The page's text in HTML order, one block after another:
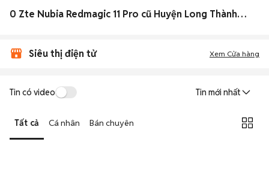
0 Zte Nubia Redmagic 11 Pro cũ Huyện Long Thành, Đồng Nai đẹp
Siêu thị điện tử Xem Cửa hàng
Tin có video Tin mới nhất
Tất cả Cá nhân Bán chuyên